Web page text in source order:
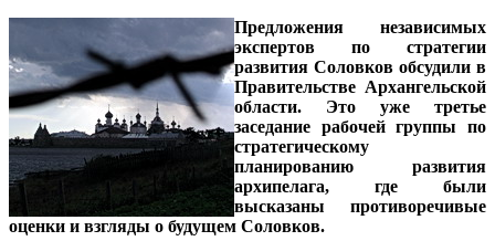
Предложения независимых
экспертов по стратегии
развития Соловков обсудили в
Правительстве Архангельской
области. Это уже третье
заседание рабочей группы по
стратегическому
планированию развития
архипелага, где были
высказаны противоречивые
оценки и взгляды о будущем Соловков.